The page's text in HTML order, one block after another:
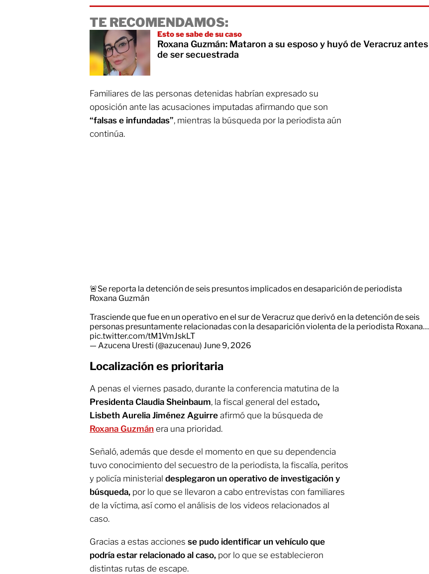
TE RECOMENDAMOS:
Esto se sabe de su caso
Roxana Guzmán: Mataron a su esposo y huyó de Veracruz antes
de ser secuestrada
Familiares de las personas detenidas habrían expresado su
oposición ante las acusaciones imputadas afirmando que son
“falsas e infundadas”, mientras la búsqueda por la periodista aún
continúa.
🚨Se reporta la detención de seis presuntos implicados en desaparición de periodista
Roxana Guzmán
Trasciende que fue en un operativo en el sur de Veracruz que derivó en la detención de seis
personas presuntamente relacionadas con la desaparición violenta de la periodista Roxana…
pic.twitter.com/tM1VmJskLT
— Azucena Uresti (@azucenau) June 9, 2026
Localización es prioritaria
A penas el viernes pasado, durante la conferencia matutina de la
Presidenta Claudia Sheinbaum, la fiscal general del estado,
Lisbeth Aurelia Jiménez Aguirre afirmó que la búsqueda de
Roxana Guzmán era una prioridad.
Señaló, además que desde el momento en que su dependencia
tuvo conocimiento del secuestro de la periodista, la fiscalía, peritos
y policía ministerial desplegaron un operativo de investigación y
búsqueda, por lo que se llevaron a cabo entrevistas con familiares
de la víctima, así como el análisis de los videos relacionados al
caso.
Gracias a estas acciones se pudo identificar un vehículo que
podría estar relacionado al caso, por lo que se establecieron
distintas rutas de escape.